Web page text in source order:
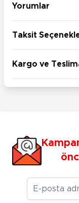
Yorumlar
Taksit
Kargo ve